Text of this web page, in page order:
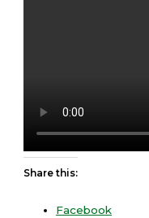
Share this:
Facebook